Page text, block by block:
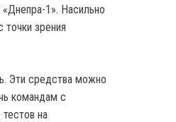
1». Насильно
зрения
Эти средства можно
командам с
на